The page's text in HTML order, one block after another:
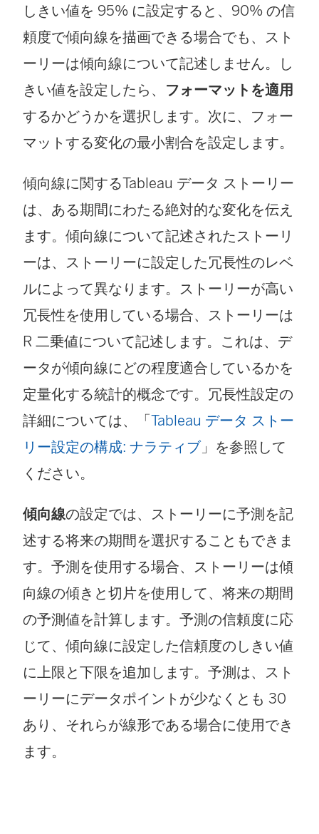
しきい値を 95% に設定すると、90% の信
頼度で傾向線を描画できる場合でも、スト
ーリーは傾向線について記述しません。し
きい値を設定したら、 フォーマットを適用
するかどうかを選択します。次に、フォー
マットする変化の最小割合を設定します。
傾向線に関するTableau データ ストーリー
は、ある期間にわたる絶対的な変化を伝え
ます。傾向線について記述されたストーリ
ーは、ストーリーに設定した冗長性のレベ
ルによって異なります。ストーリーが高い
冗長性を使用している場合、ストーリーは
R 二乗値について記述します。これは、デ
ータが傾向線にどの程度適合しているかを
定量化する統計的概念です。冗長性設定の
詳細については、「Tableau データ ストー
リー設定の構成: ナラティブ」を参照して
ください。
傾向線の設定では、ストーリーに予測を記
述する将来の期間を選択することもできま
す。予測を使用する場合、ストーリーは傾
向線の傾きと切片を使用して、将来の期間
の予測値を計算します。予測の信頼度に応
じて、傾向線に設定した信頼度のしきい値
に上限と下限を追加します。予測は、スト
ーリーにデータポイントが少なくとも 30
あり、それらが線形である場合に使用でき
ます。